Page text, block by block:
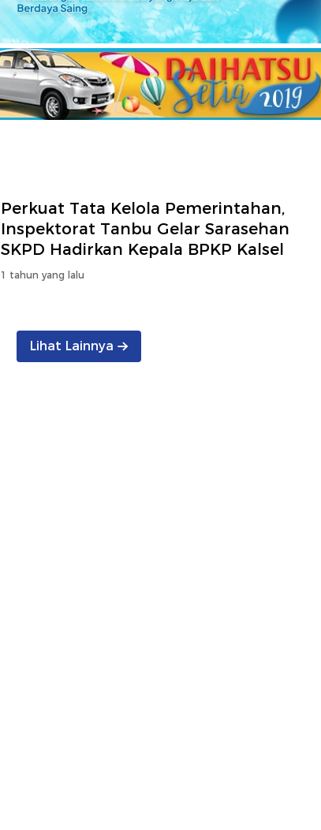
Perkuat Tata Kelola Pemerintahan,
Inspektorat Tanbu Gelar Sarasehan
SKPD Hadirkan Kepala BPKP Kalsel
1 tahun yang lalu
Lihat Lainnya